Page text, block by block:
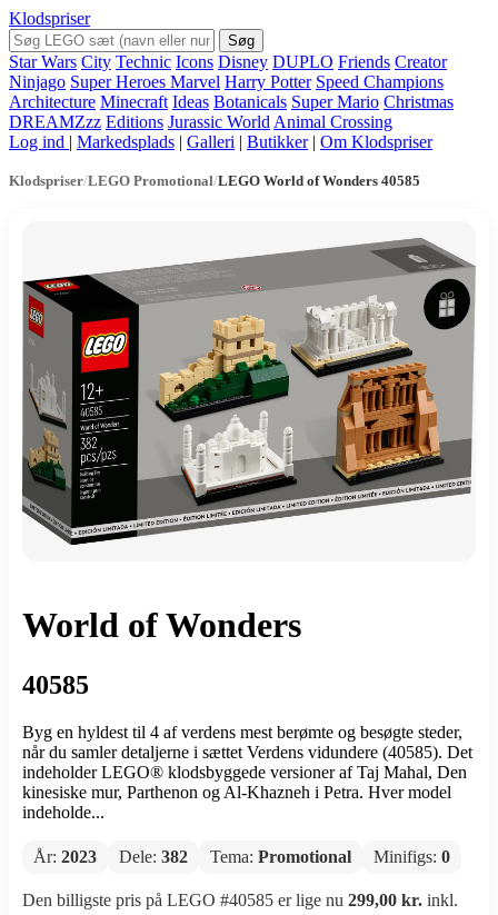
Klodspriser
Søg
Star Wars City Technic Icons Disney DUPLO Friends Creator
Ninjago Super Heroes Marvel Harry Potter Speed Champions
Architecture Minecraft Ideas Botanicals Super Mario Christmas
DREAMZzz Editions Jurassic World Animal Crossing
Log ind | Markedsplads | Galleri | Butikker | Om Klodspriser
Klodspriser/LEGO Promotional/LEGO World of Wonders 40585
World of Wonders
40585
Byg en hyldest til 4 af verdens mest berømte og besøgte steder,
når du samler detaljerne i sættet Verdens vidundere (40585). Det
indeholder LEGO® klodsbyggede versioner af Taj Mahal, Den
kinesiske mur, Parthenon og Al-Khazneh i Petra. Hver model
indeholde...
År: 2023 Dele: 382 Tema: Promotional Minifigs: 0
Den billigste pris på LEGO #40585 er lige nu 299,00 kr. inkl.